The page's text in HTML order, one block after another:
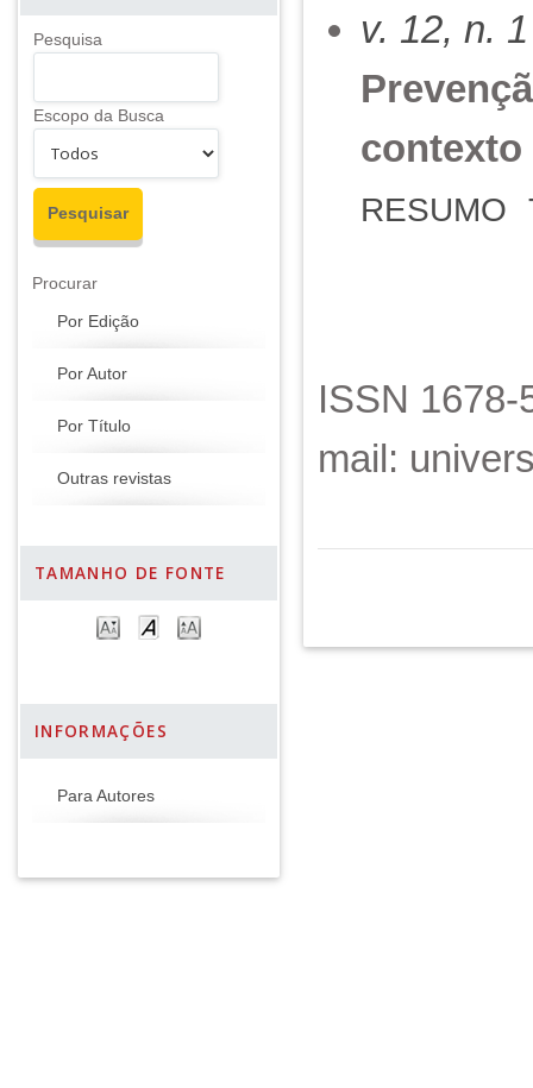
Pesquisa
Escopo da Busca
Procurar
Por Edição
Por Autor
Por Título
Outras revistas
TAMANHO DE FONTE
INFORMAÇÕES
Para Autores
v. 12, n.
contexto
RESUMO
ISSN
mail: